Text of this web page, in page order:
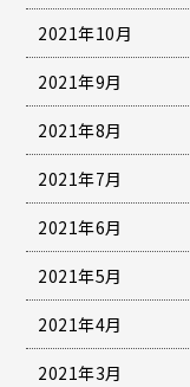
2021年10月
2021年9月
2021年8月
2021年7月
2021年6月
2021年5月
2021年4月
2021年3月